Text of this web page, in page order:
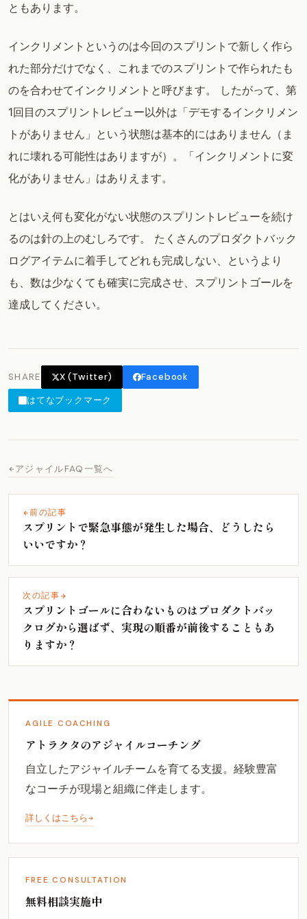
ともあります。
インクリメントというのは今回のスプリントで新しく作ら
れた部分だけでなく、これまでのスプリントで作られたも
のを合わせてインクリメントと呼びます。 したがって、第
1回目のスプリントレビュー以外は「デモするインクリメン
トがありません」という状態は基本的にはありません（ま
れに壊れる可能性はありますが）。「インクリメントに変
化がありません」はありえます。
とはいえ何も変化がない状態のスプリントレビューを続け
るのは針の上のむしろです。 たくさんのプロダクトバック
ログアイテムに着手してどれも完成しない、というより
も、数は少なくても確実に完成させ、スプリントゴールを
達成してください。
SHARE X (Twitter)
Facebook
はてなブックマーク
アジャイルFAQ一覧へ
前の記事
スプリントで緊急事態が発生した場合、どうしたら
いいですか？
次の記事
スプリントゴールに合わないものはプロダクトバッ
クログから選ばず、実現の順番が前後することもあ
りますか？
AGILE COACHING
アトラクタのアジャイルコーチング
自立したアジャイルチームを育てる支援。経験豊富
なコーチが現場と組織に伴走します。
詳しくはこちら
FREE CONSULTATION
無料相談実施中